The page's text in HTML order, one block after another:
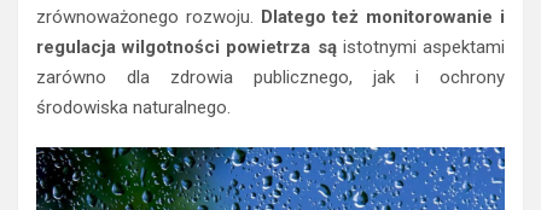
zrównoważonego rozwoju. Dlatego też monitorowanie i
regulacja wilgotności powietrza sąistotnymi aspektami
zarówno dla zdrowia publicznego, jak i ochrony
środowiska naturalnego.